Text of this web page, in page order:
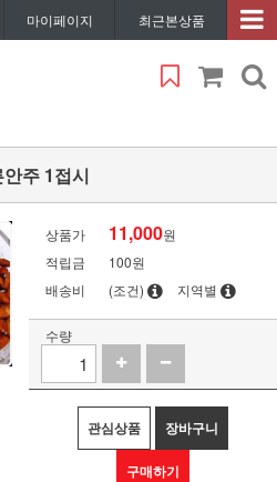
마이페이지 최근본상품
주 1접시
상품가 11,000원
적립금
100원
배송비
(조건) 지역별
수량
관심상품 장바구니
구매하기